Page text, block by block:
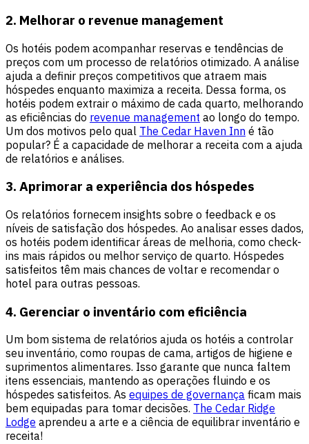
2. Melhorar o revenue management
Os hotéis podem acompanhar reservas e tendências de
preços com um processo de relatórios otimizado. A análise
ajuda a definir preços competitivos que atraem mais
hóspedes enquanto maximiza a receita. Dessa forma, os
hotéis podem extrair o máximo de cada quarto, melhorando
as eficiências do revenue management ao longo do tempo.
Um dos motivos pelo qual The Cedar Haven Inn é tão
popular? É a capacidade de melhorar a receita com a ajuda
de relatórios e análises.
3. Aprimorar a experiência dos hóspedes
Os relatórios fornecem insights sobre o feedback e os
níveis de satisfação dos hóspedes. Ao analisar esses dados,
os hotéis podem identificar áreas de melhoria, como check-
ins mais rápidos ou melhor serviço de quarto. Hóspedes
satisfeitos têm mais chances de voltar e recomendar o
hotel para outras pessoas.
4. Gerenciar o inventário com eficiência
Um bom sistema de relatórios ajuda os hotéis a controlar
seu inventário, como roupas de cama, artigos de higiene e
suprimentos alimentares. Isso garante que nunca faltem
itens essenciais, mantendo as operações fluindo e os
hóspedes satisfeitos. As equipes de governança ficam mais
bem equipadas para tomar decisões. The Cedar Ridge
Lodge aprendeu a arte e a ciência de equilibrar inventário e
receita!